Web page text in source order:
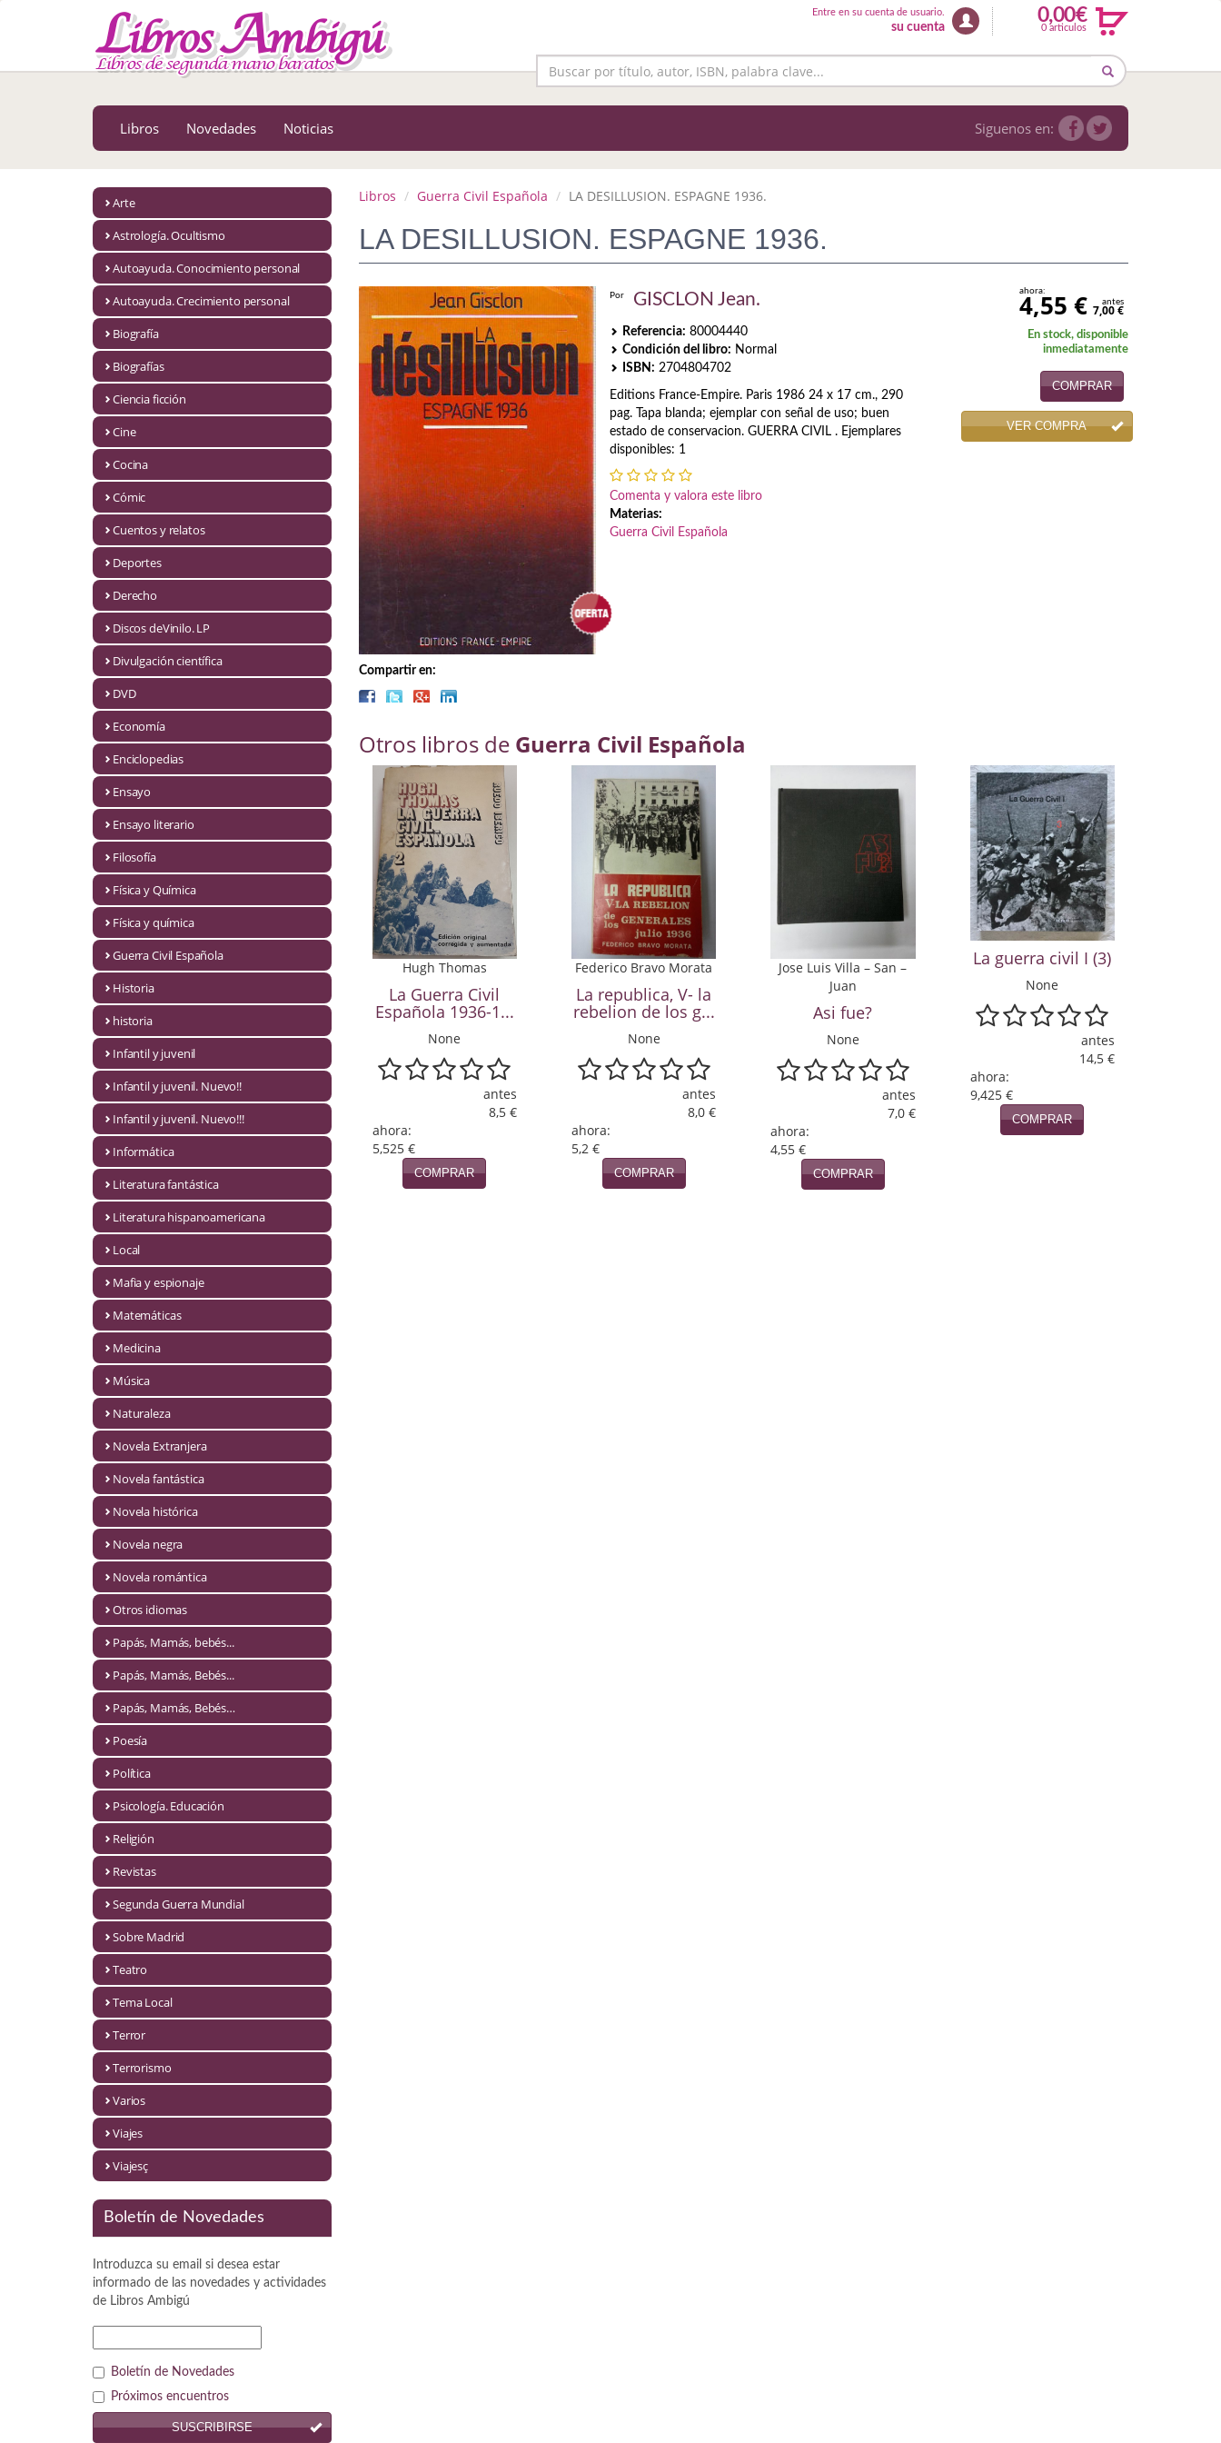
MENÚ PRINCIPAL
Astrología. Ocultismo
Autoayuda. Conocimiento personal
Autoayuda. Crecimiento personal
Ciencia ficción
Cuentos y relatos
Discos deVinilo. LP
Divulgación científica
Ensayo literario
Guerra Civil Española
Infantil y juvenil
Infantil y juvenil. Nuevo!!
Infantil y juvenil. Nuevo!!!
Literatura fantástica
Literatura hispanoamericana
Mafia y espionaje
Novela Extranjera
Novela fantástica
Novela romántica
Otros idiomas
Papás, Mamás, bebés...
Papás, Mamás, Bebés...
Papás, Mamás, Bebés…
Psicología. Educación
Segunda Guerra Mundial
Entre en su cuenta de usuario.
su cuenta
0,00€
0 articulos
Libros Novedades Noticias Siguenos en:
Arte
Astrología. Ocultismo
Autoayuda. Conocimiento personal
Autoayuda. Crecimiento personal
Biografía
Biografías
Ciencia ficción
Cine
Cocina
Cómic
Cuentos y relatos
Deportes
Derecho
Discos deVinilo. LP
Divulgación científica
DVD
Economía
Enciclopedias
Ensayo
Ensayo literario
Filosofía
Física y Química
Física y química
Guerra Civil Española
Historia
historia
Infantil y juvenil
Infantil y juvenil. Nuevo!!
Infantil y juvenil. Nuevo!!!
Informática
Literatura fantástica
Literatura hispanoamericana
Local
Mafia y espionaje
Matemáticas
Medicina
Música
Naturaleza
Novela Extranjera
Novela fantástica
Novela histórica
Novela negra
Novela romántica
Otros idiomas
Papás, Mamás, bebés...
Papás, Mamás, Bebés...
Papás, Mamás, Bebés…
Poesía
Política
Psicología. Educación
Religión
Revistas
Segunda Guerra Mundial
Sobre Madrid
Teatro
Tema Local
Terror
Terrorismo
Varios
Viajes
Viajesç
Boletín de Novedades
Introduzca su email si desea estar
informado de las novedades y actividades
de Libros Ambigú
Boletín de Novedades
Próximos encuentros
SUSCRIBIRSE
Libros Guerra Civil Española LA DESILLUSION. ESPAGNE 1936.
LA DESILLUSION. ESPAGNE 1936.
Compartir en:
Por GISCLON Jean.
Referencia: 80004440
Condición del libro: Normal
ISBN: 2704804702
Editions France-Empire. Paris 1986 24 x 17 cm., 290
pag. Tapa blanda; ejemplar con señal de uso; buen
estado de conservacion. GUERRA CIVIL . Ejemplares
disponibles: 1
Comenta y valora este libro
Materias:
Guerra Civil Española
ahora:
4,55 € antes
7,00 €
En stock, disponible
inmediatamente
COMPRAR
VER COMPRA
Otros libros de Guerra Civil Española
Hugh Thomas
La Guerra Civil
Española 1936-1...
None
antes
8,5 €
ahora:
5,525 €
COMPRAR
Federico Bravo Morata
La republica, V- la
rebelion de los g...
None
antes
8,0 €
ahora:
5,2 €
COMPRAR
Jose Luis Villa – San –
Juan
Asi fue?
None
antes
7,0 €
ahora:
4,55 €
COMPRAR
La guerra civil I (3)
None
antes
14,5 €
ahora:
9,425 €
COMPRAR